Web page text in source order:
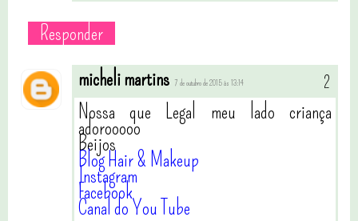
Responder
micheli martins 7 de outubro de 2015 às 13:14
Nossa que Legal meu lado criança
adorooooo
Beijos
Blog Hair & Makeup
Instagram
Facebook
Canal do You Tube